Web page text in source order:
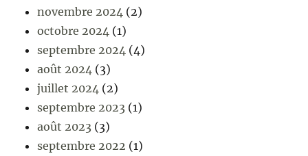
novembre 2024 (2)
octobre 2024 (1)
septembre 2024 (4)
août 2024 (3)
juillet 2024 (2)
septembre 2023 (1)
août 2023 (3)
septembre 2022 (1)